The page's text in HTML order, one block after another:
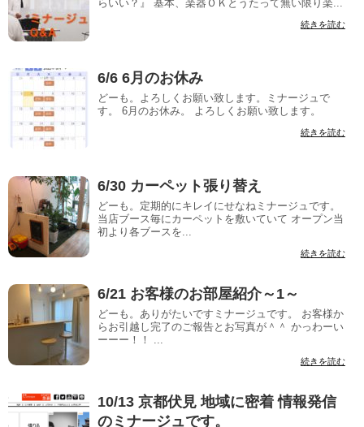
らいい？』 基本、楽器ＯＫとうたって無い限り楽...
続きを読む
6/6 6月のお休み
どーも。よろしくお願い致します。ミナージュで
す。 6月のお休み。 よろしくお願い致します。
続きを読む
6/30 カーペット張り替え
どーも。定期的にキレイにせなねミナージュです。
当店ブース毎にカーペットを敷いていて オープン当
初より各ブースを...
続きを読む
6/21 お客様のお部屋紹介～1～
どーも。ありがたいですミナージュです。 お客様か
らお引越し完了のご報告とお写真が＾＾ かっわーい
ーーー！！ ...
続きを読む
10/13 京都伏見 地域に密着 情報発信
のミナージュです。